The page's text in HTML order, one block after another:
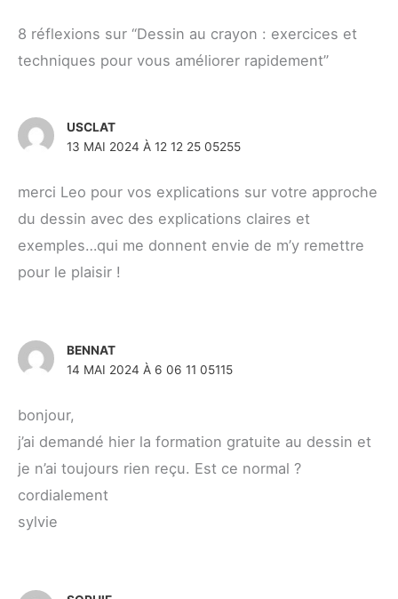
8 réflexions sur “Dessin au crayon : exercices et
techniques pour vous améliorer rapidement”
USCLAT
13 MAI 2024 À 12 12 25 05255
merci Leo pour vos explications sur votre approche
du dessin avec des explications claires et
exemples…qui me donnent envie de m’y remettre
pour le plaisir !
BENNAT
14 MAI 2024 À 6 06 11 05115
bonjour,
j’ai demandé hier la formation gratuite au dessin et
je n’ai toujours rien reçu. Est ce normal ?
cordialement
sylvie